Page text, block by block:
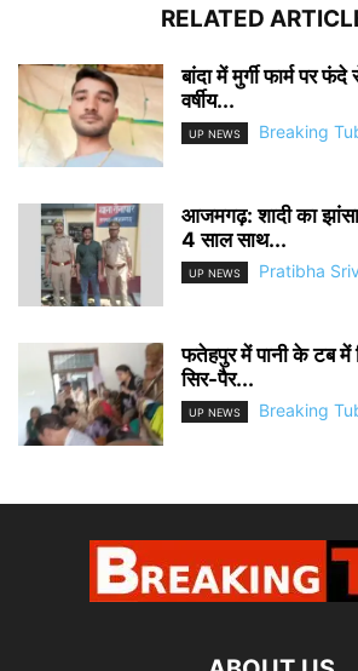
RELATED
बांदा में मुर्गी फार्म पर
वर्षीय...
UP NEWS Breaking
आजमगढ़: शादी का
4 साल साथ...
UP NEWS Pratibha
फतेहपुर में पानी के टब में
सिर-पैर...
UP NEWS Breaking